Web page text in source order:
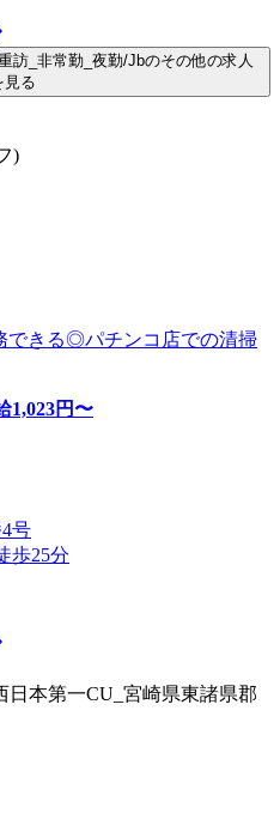
訪_非常勤_夜勤/Jbのその他の求人
見る
)
できる◎パチンコ店での清掃
1,023円〜
号
歩25分
本第一CU_宮崎県東諸県郡